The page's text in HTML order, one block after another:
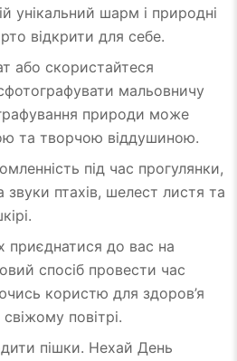
унікальний шарм і природні
відкрити для себе.
або скористайтеся
мальовничу
природи може
та творчою віддушиною.
під час прогулянки,
звуки птахів, шелест листя та
приєднатися до вас на
спосіб провести час
користю для здоров’я
повітрі.
пішки. Нехай День